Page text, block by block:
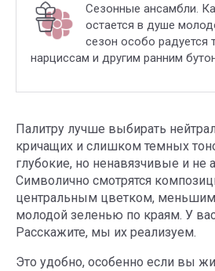
Сезонные ансамбли.
остается в душе
сезон особо радуется
нарциссам и другим ранним
Палитру лучше выбирать
кричащих и слишком темных
глубокие, но ненавязчивые и не
Символично смотрятся
центральным цветком,
молодой зеленью по краям. У
Расскажите, мы их реализуем.
Это удобно, особенно если вы